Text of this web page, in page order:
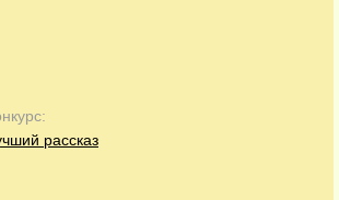
рассказ